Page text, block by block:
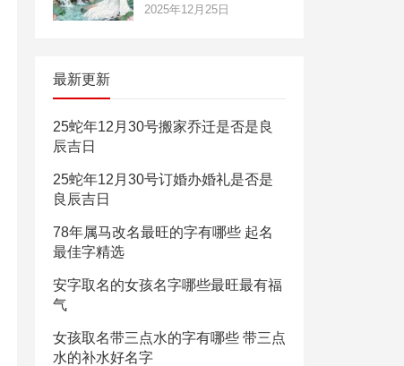
2025年12月25日
最新更新
25蛇年12月30号搬家乔迁是否是良
辰吉日
25蛇年12月30号订婚办婚礼是否是
良辰吉日
78年属马改名最旺的字有哪些 起名
最佳字精选
安字取名的女孩名字哪些最旺最有福
气
女孩取名带三点水的字有哪些 带三点
水的补水好名字